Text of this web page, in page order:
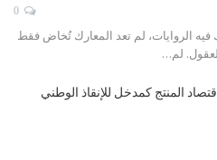
الروايات، لم تعد المعارك تُخاض فقط
لم…
المنتج كمدخل للإنقاذ الوطني